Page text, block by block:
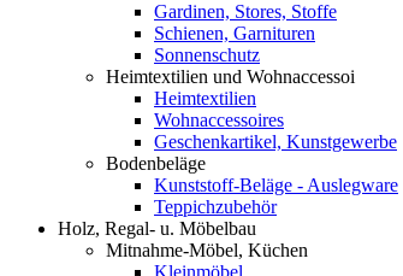
Gardinen, Stores, Stoffe
Schienen, Garnituren
Sonnenschutz
Heimtextilien und Wohnaccessoi
Heimtextilien
Wohnaccessoires
Geschenkartikel, Kunstgewerbe
Bodenbeläge
Kunststoff-Beläge - Auslegware
Teppichzubehör
Holz, Regal- u. Möbelbau
Mitnahme-Möbel, Küchen
Kleinmöbel